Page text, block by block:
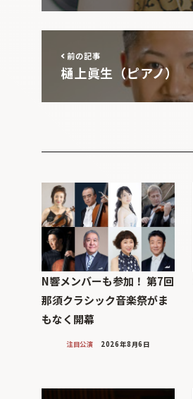
前の記事
樋上眞生（ピアノ）
N響メンバーも参加！ 第7回
那須クラシック音楽祭がま
もなく開幕
注目公演 2026年8月6日